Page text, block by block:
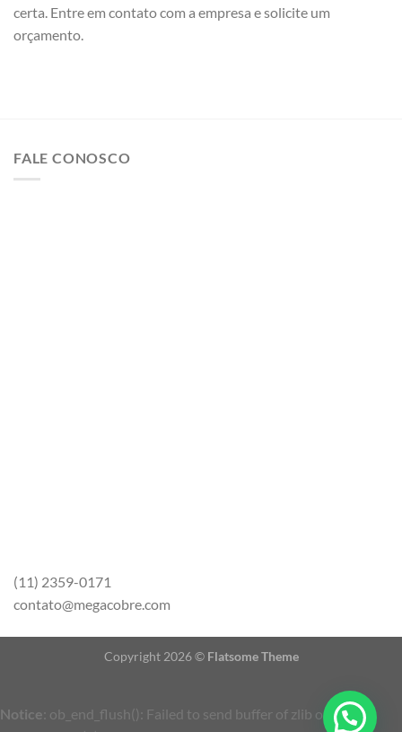
certa. Entre em contato com a empresa e solicite um
orçamento.
FALE CONOSCO
(11) 2359-0171
contato@megacobre.com
Copyright 2026 © Flatsome Theme
Notice : ob_end_flush(): Failed to send buffer of zlib output